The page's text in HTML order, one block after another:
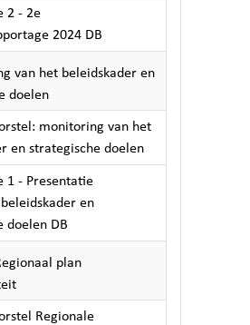
2 - 2e
2024 DB
van het beleidskader en
doelen
monitoring van het
en strategische doelen
1 - Presentatie
en
doelen DB
plan
Regionale